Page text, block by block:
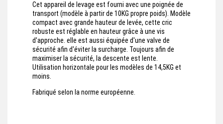
Cet appareil de levage est fourni avec une poignée de
transport (modèle à partir de 10KG propre poids). Modèle
compact avec grande hauteur de levée, cette cric
robuste est réglable en hauteur grâce à une vis
d'approche. elle est aussi équipée d'une valve de
sécurité afin d'éviter la surcharge. Toujours afin de
maximiser la sécurité, la descente est lente.
Utilisation horizontale pour les modèles de 14,5KG et
moins.
Fabriqué selon la norme européenne.